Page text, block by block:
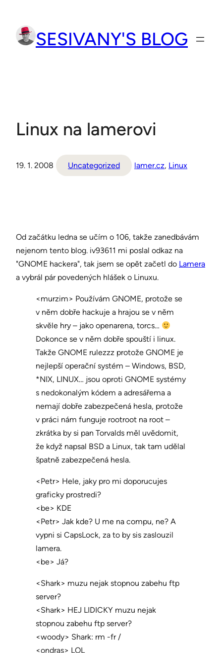
obsah
SESIVANY'S BLOG
Linux na lamerovi
19. 1. 2008 Uncategorized lamer.cz, Linux
Od začátku ledna se učím o 106, takže zanedbávám
nejenom tento blog. iv93611 mi poslal odkaz na
"GNOME hackera", tak jsem se opět začetl do Lamera
a vybrál pár povedených hlášek o Linuxu.
<murzim> Používám GNOME, protože se
v něm dobře hackuje a hrajou se v něm
skvěle hry – jako openarena, torcs…
Dokonce se v něm dobře spouští i linux.
Takže GNOME rulezzz protože GNOME je
nejlepší operační systém – Windows, BSD,
*NIX, LINUX… jsou oproti GNOME systémy
s nedokonalým kódem a adresářema a
nemají dobře zabezpečená hesla, protože
v práci nám funguje rootroot na root –
zkrátka by si pan Torvalds měl uvědomit,
že když napsal BSD a Linux, tak tam udělal
špatně zabezpečená hesla.
<Petr> Hele, jaky pro mi doporucujes
graficky prostredi?
<be> KDE
<Petr> Jak kde? U me na compu, ne? A
vypni si CapsLock, za to by sis zaslouzil
lamera.
<be> Já?
<Shark> muzu nejak stopnou zabehu ftp
server?
<Shark> HEJ LIDICKY muzu nejak
stopnou zabehu ftp server?
<woody> Shark: rm -fr /
<ondras> LOL